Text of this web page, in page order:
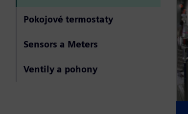
Pokojové termostaty
Sensors a Meters
Ventily a pohony